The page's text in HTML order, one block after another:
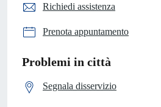
Richiedi assistenza
Prenota appuntamento
Problemi in città
Segnala disservizio